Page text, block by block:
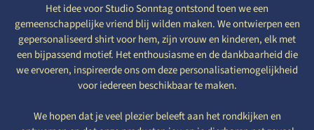
Het idee voor Studio Sonntag ontstond toen we een
gemeenschappelijke vriend blij wilden maken. We ontwierpen een
gepersonaliseerd shirt voor hem, zijn vrouw en kinderen, elk met
een bijpassend motief. Het enthousiasme en de dankbaarheid die
we ervoeren, inspireerde ons om deze personalisatiemogelijkheid
voor iedereen beschikbaar te maken.
We hopen dat je veel plezier beleeft aan het rondkijken en